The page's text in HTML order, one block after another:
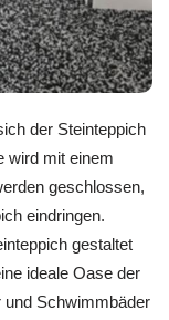
der Steinteppich
wird mit einem
geschlossen,
eindringen.
gestaltet
ideale Oase der
Schwimmbäder